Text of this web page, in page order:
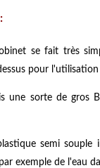
se fait très
pour l'utilisation
une sorte de gros
semi souple
exemple de l'eau